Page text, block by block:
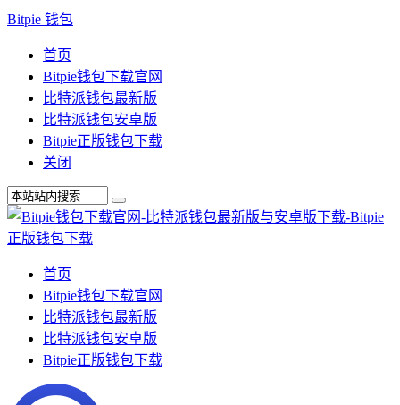
Bitpie 钱包
首页
Bitpie钱包下载官网
比特派钱包最新版
比特派钱包安卓版
Bitpie正版钱包下载
关闭
首页
Bitpie钱包下载官网
比特派钱包最新版
比特派钱包安卓版
Bitpie正版钱包下载